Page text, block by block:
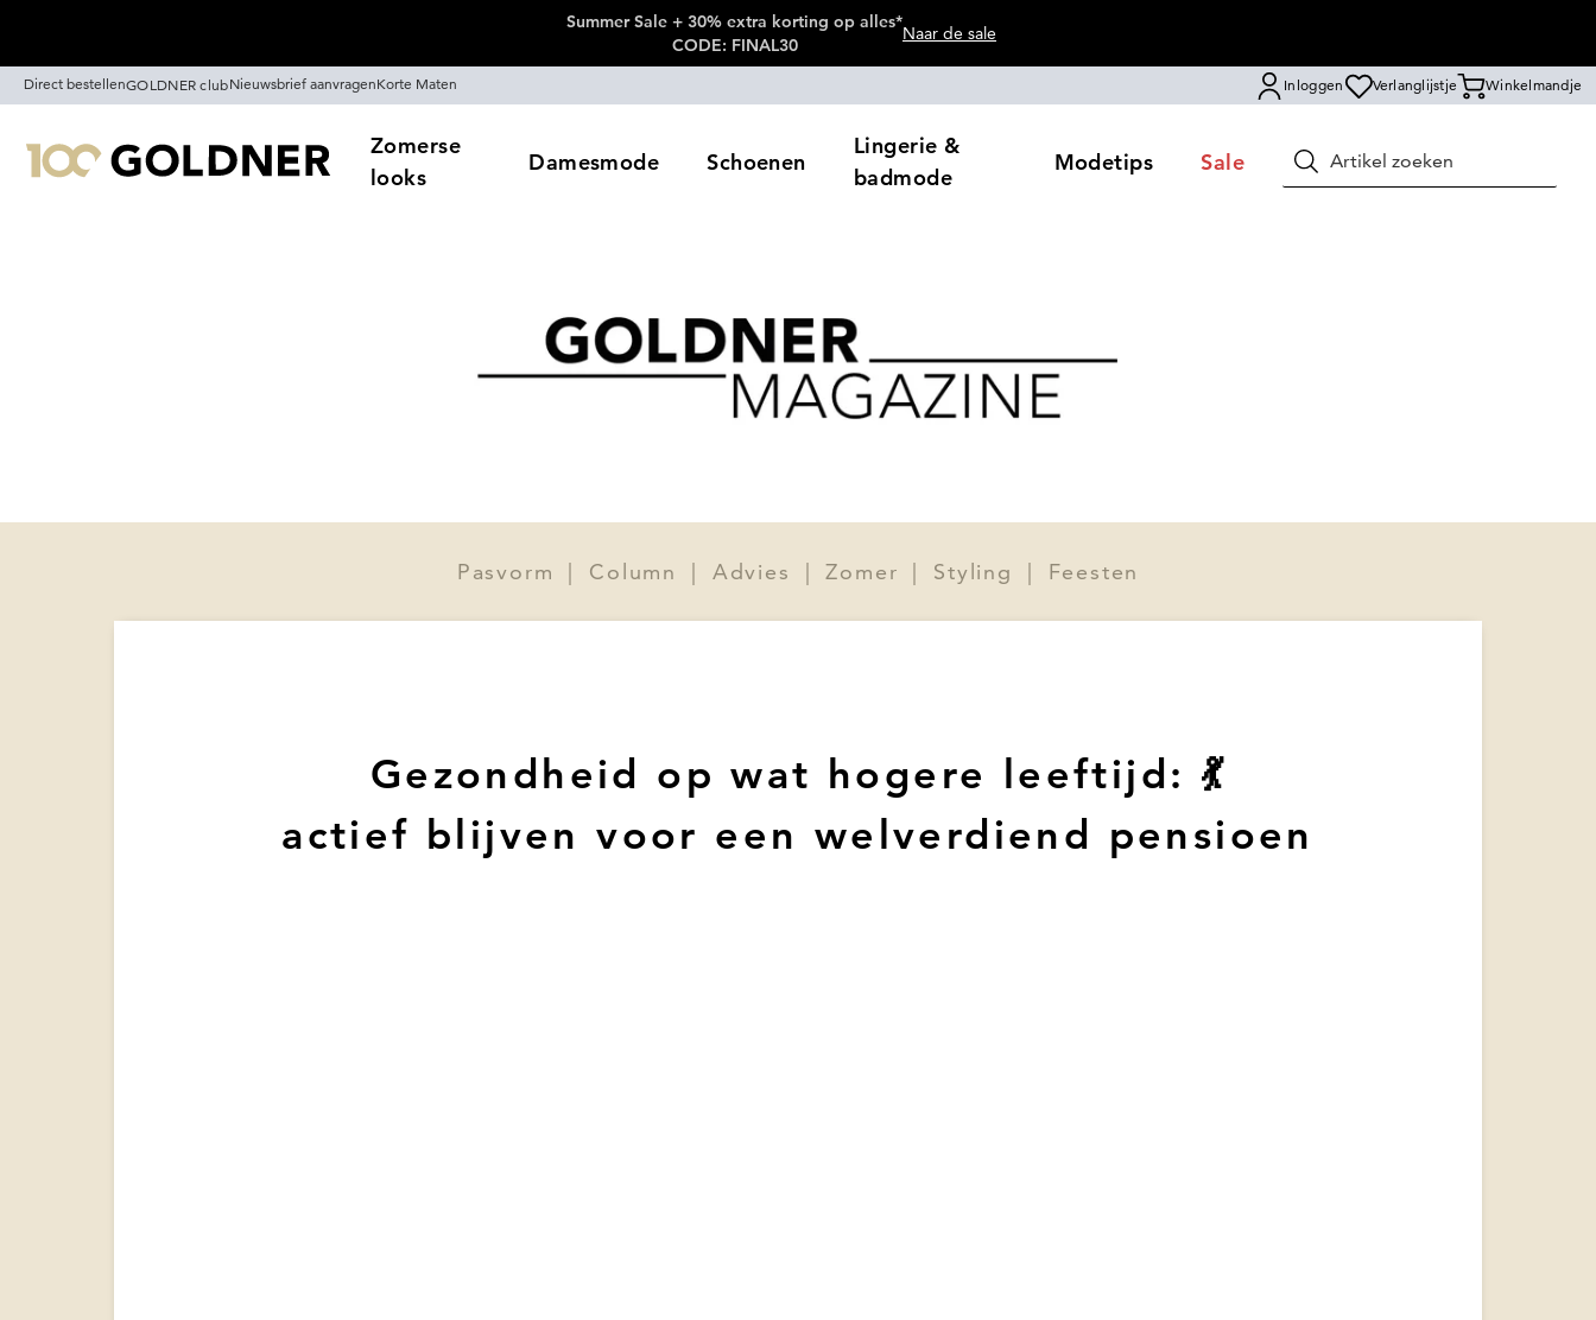
Summer Sale + 30% extra korting op alles*
CODE: FINAL30
Naar de sale
Direct bestellenGOLDNER clubNieuwsbrief aanvragenKorte Maten Inloggen Verlanglijstje Winkelmandje
Zomerse
looks
Damesmode Schoenen
Lingerie &
badmode
Modetips Sale Zoeken
Pasvorm | Column | Advies | Zomer | Styling | Feesten
Gezondheid op wat hogere leeftijd: 💃
actief blijven voor een welverdiend pensioen